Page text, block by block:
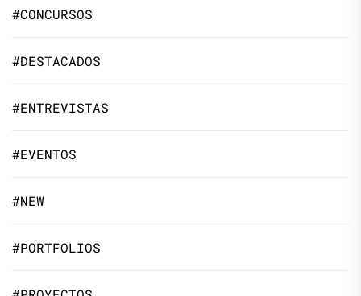
#CONCURSOS
#DESTACADOS
#ENTREVISTAS
#EVENTOS
#NEW
#PORTFOLIOS